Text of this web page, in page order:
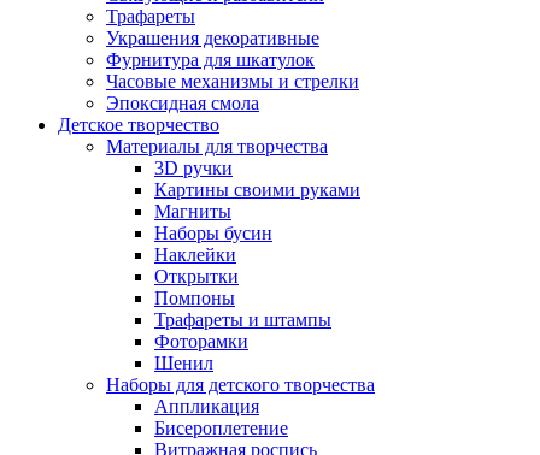
Трафареты
Украшения декоративные
Фурнитура для шкатулок
Часовые механизмы и стрелки
Эпоксидная смола
Детское творчество
Материалы для творчества
3D ручки
Картины своими руками
Магниты
Наборы бусин
Наклейки
Открытки
Помпоны
Трафареты и штампы
Фоторамки
Шенил
Наборы для детского творчества
Аппликация
Бисероплетение
Витражная роспись